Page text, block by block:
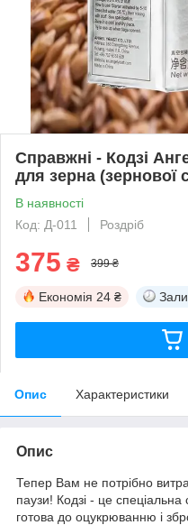
Справжні - Кодзі
для зерна (зернової
В наявності
Код: Д-011
Роздріб
375 ₴ 399 ₴
Економія 24 ₴
Опис Характеристики
Опис
Тепер Вам не потрібно
паузи! Кодзі - це спеціальна
готова до оцукрюванню і